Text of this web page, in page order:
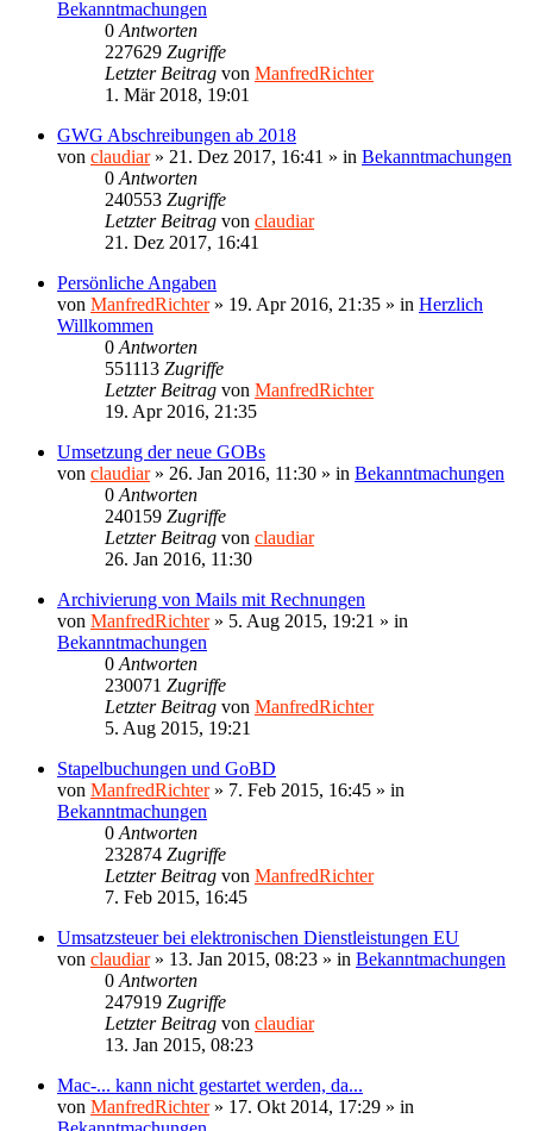
Bekanntmachungen
0 Antworten
227629 Zugriffe
Letzter Beitrag von ManfredRichter
1. Mär 2018, 19:01
GWG Abschreibungen ab 2018
von claudiar» 21. Dez 2017, 16:41 » in Bekanntmachungen
0 Antworten
240553 Zugriffe
Letzter Beitrag von claudiar
21. Dez 2017, 16:41
Persönliche Angaben
von ManfredRichter» 19. Apr 2016, 21:35 » in Herzlich
Willkommen
0 Antworten
551113 Zugriffe
Letzter Beitrag von ManfredRichter
19. Apr 2016, 21:35
Umsetzung der neue GOBs
von claudiar» 26. Jan 2016, 11:30 » in Bekanntmachungen
0 Antworten
240159 Zugriffe
Letzter Beitrag von claudiar
26. Jan 2016, 11:30
Archivierung von Mails mit Rechnungen
von ManfredRichter» 5. Aug 2015, 19:21 » in
Bekanntmachungen
0 Antworten
230071 Zugriffe
Letzter Beitrag von ManfredRichter
5. Aug 2015, 19:21
Stapelbuchungen und GoBD
von ManfredRichter» 7. Feb 2015, 16:45 » in
Bekanntmachungen
0 Antworten
232874 Zugriffe
Letzter Beitrag von ManfredRichter
7. Feb 2015, 16:45
Umsatzsteuer bei elektronischen Dienstleistungen EU
von claudiar» 13. Jan 2015, 08:23 » in Bekanntmachungen
0 Antworten
247919 Zugriffe
Letzter Beitrag von claudiar
13. Jan 2015, 08:23
Mac-... kann nicht gestartet werden, da...
von ManfredRichter» 17. Okt 2014, 17:29 » in